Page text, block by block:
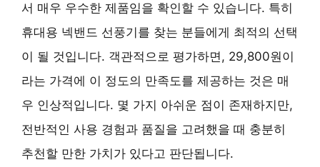
서 매우 우수한 제품임을 확인할 수 있습니다. 특히
휴대용 넥밴드 선풍기를 찾는 분들에게 최적의 선택
이 될 것입니다. 객관적으로 평가하면, 29,800원이
라는 가격에 이 정도의 만족도를 제공하는 것은 매
우 인상적입니다. 몇 가지 아쉬운 점이 존재하지만,
전반적인 사용 경험과 품질을 고려했을 때 충분히
추천할 만한 가치가 있다고 판단됩니다.